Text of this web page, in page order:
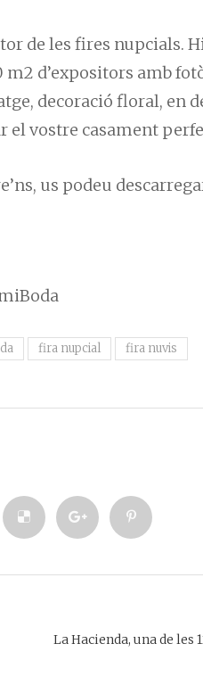
de les fires nupcials.
m2 d’expositors amb
decoració floral, en
el vostre casament
us podeu
fira nupcial fira nuvis
La Hacienda, una de